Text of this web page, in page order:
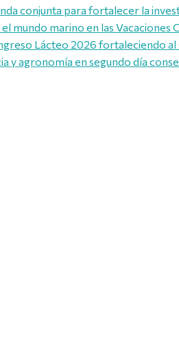
conjunta para fortalecer la
mundo marino en las Vacaciones
Lácteo 2026 fortaleciendo
y agronomía en segundo día